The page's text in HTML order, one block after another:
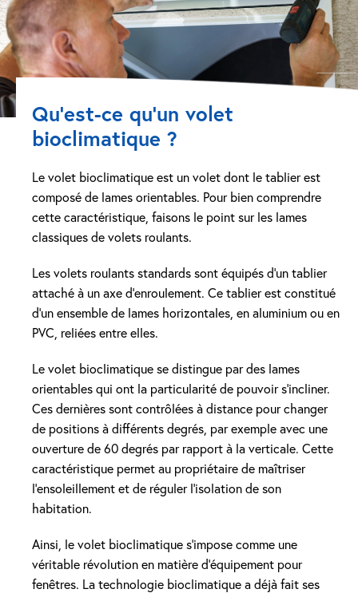
Qu’est-ce qu’un volet
bioclimatique ?
Le volet bioclimatique est un volet dont le tablier est
composé de lames orientables. Pour bien comprendre
cette caractéristique, faisons le point sur les lames
classiques de volets roulants.
Les volets roulants standards sont équipés d’un tablier
attaché à un axe d’enroulement. Ce tablier est constitué
d’un ensemble de lames horizontales, en aluminium ou en
PVC, reliées entre elles.
Le volet bioclimatique se distingue par des lames
orientables qui ont la particularité de pouvoir s’incliner.
Ces dernières sont contrôlées à distance pour changer
de positions à différents degrés, par exemple avec une
ouverture de 60 degrés par rapport à la verticale. Cette
caractéristique permet au propriétaire de maîtriser
l’ensoleillement et de réguler l’isolation de son
habitation.
Ainsi, le volet bioclimatique s’impose comme une
véritable révolution en matière d’équipement pour
fenêtres. La technologie bioclimatique a déjà fait ses